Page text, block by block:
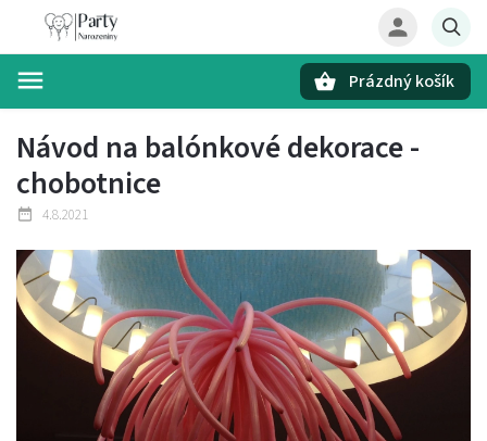
Prázdný košík
Návod na balónkové dekorace -
chobotnice
4.8.2021